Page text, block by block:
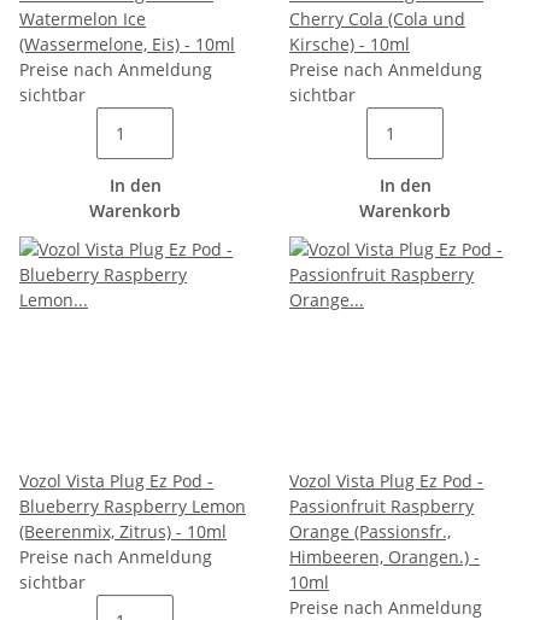
Watermelon Ice
(Wassermelone, Eis) - 10ml
Preise nach Anmeldung
sichtbar
In den
Warenkorb
Cherry Cola (Cola und
Kirsche) - 10ml
Preise nach Anmeldung
sichtbar
In den
Warenkorb
Vozol Vista Plug Ez Pod -
Blueberry Raspberry Lemon
(Beerenmix, Zitrus) - 10ml
Preise nach Anmeldung
sichtbar
Vozol Vista Plug Ez Pod -
Passionfruit Raspberry
Orange (Passionsfr.,
Himbeeren, Orangen.) -
10ml
Preise nach Anmeldung